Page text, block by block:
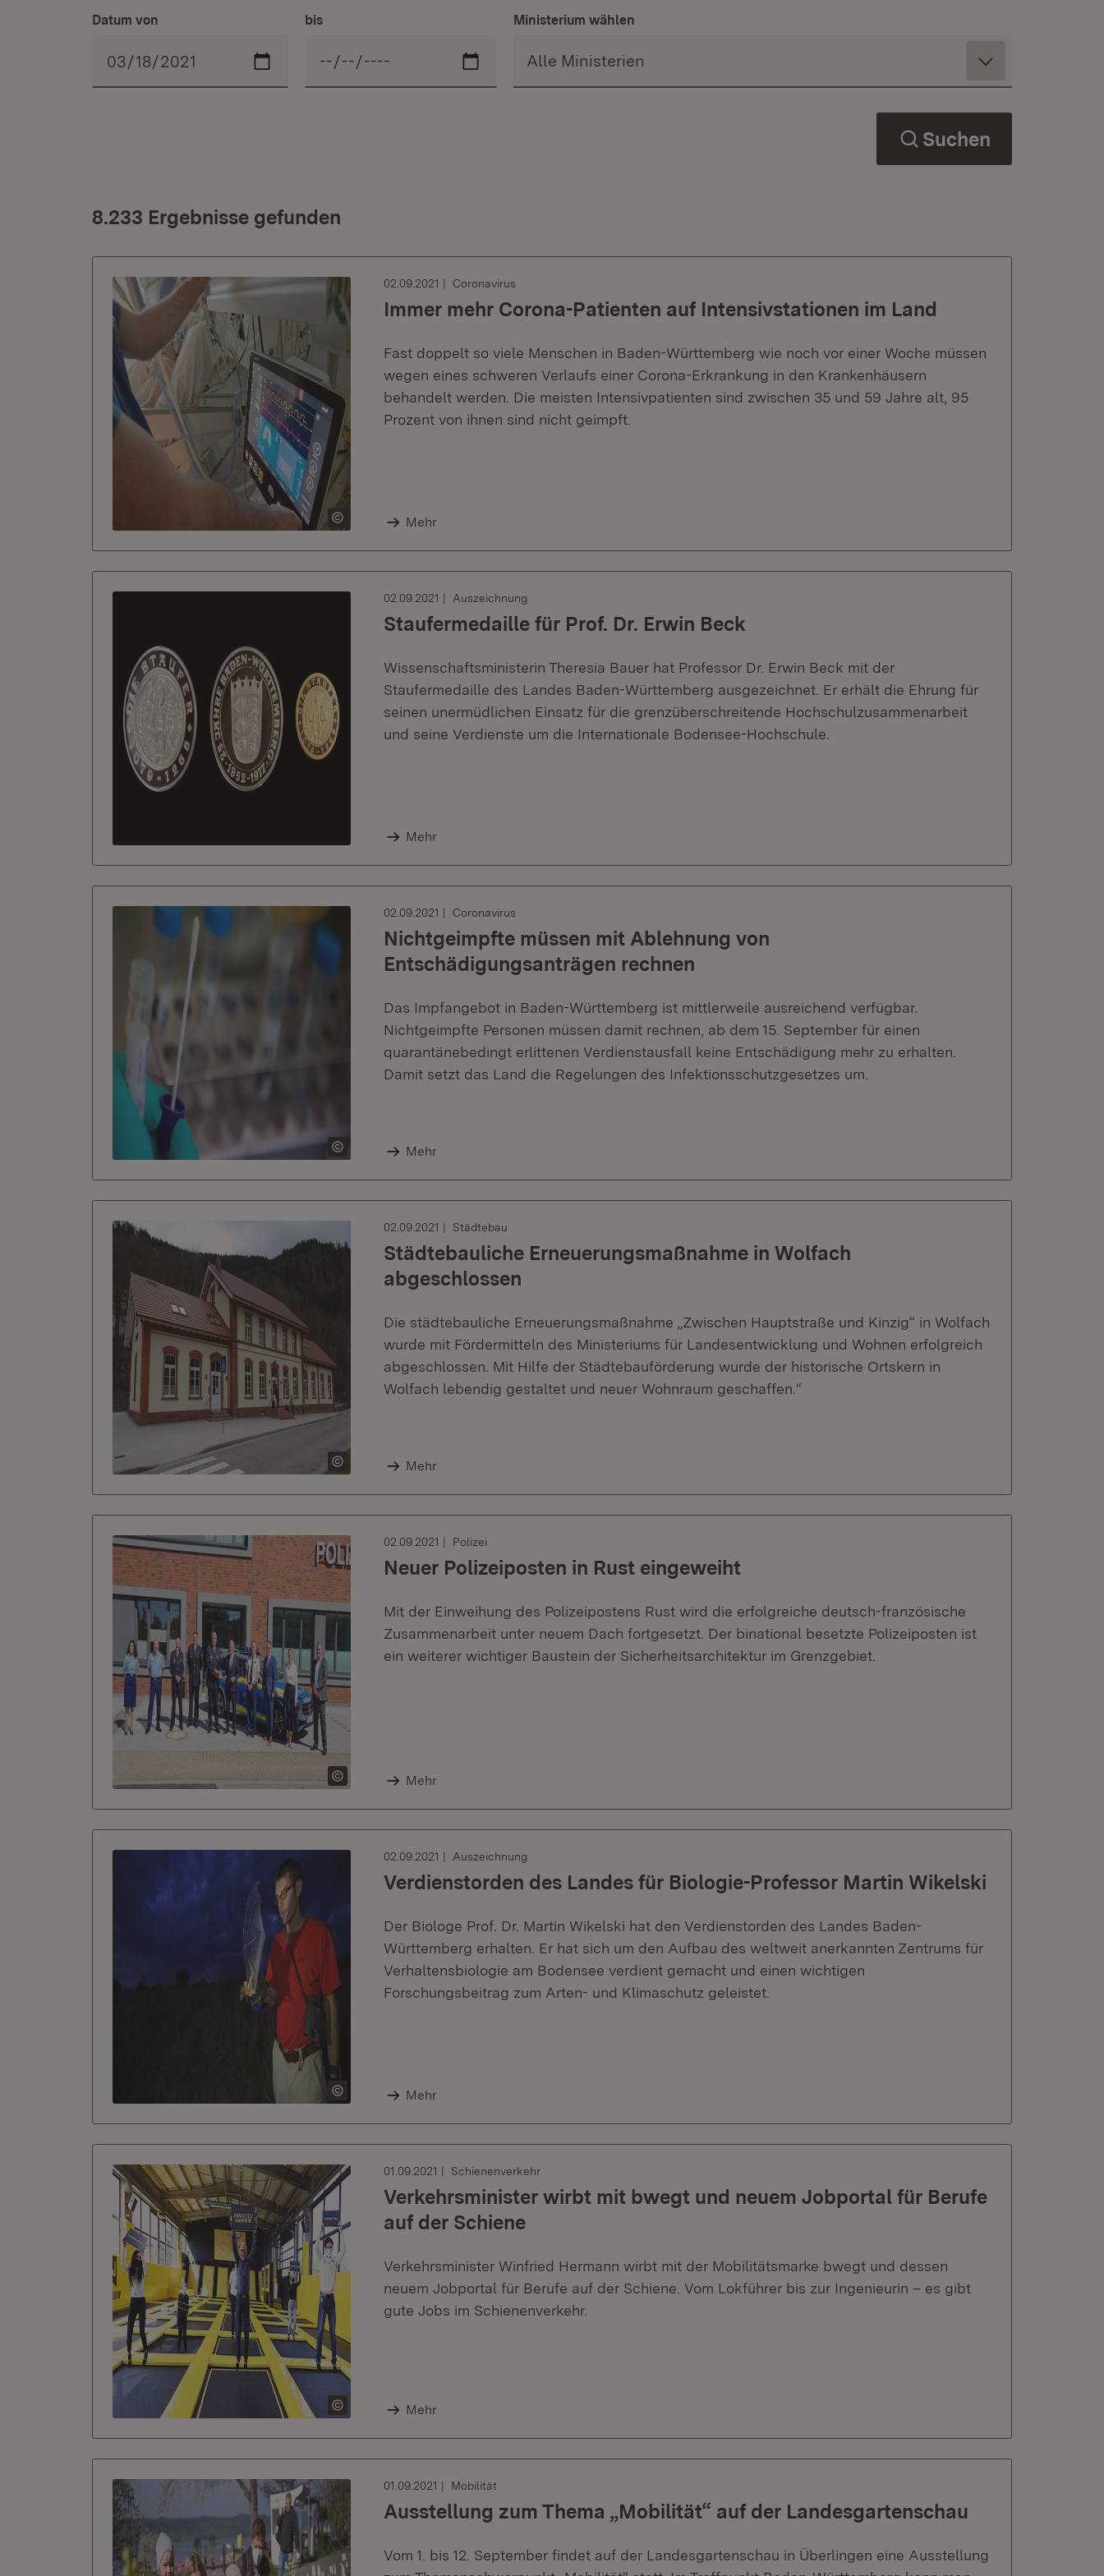
Datum von bis Ministerium wählen
Suchen
8.233 Ergebnisse gefunden
02.09.2021 Coronavirus
Immer mehr Corona-Patienten auf Intensivstationen im Land
Fast doppelt so viele Menschen in Baden-Württemberg wie noch vor einer Woche müssen
wegen eines schweren Verlaufs einer Corona-Erkrankung in den Krankenhäusern
behandelt werden. Die meisten Intensivpatienten sind zwischen 35 und 59 Jahre alt, 95
Prozent von ihnen sind nicht geimpft.
Mehr
02.09.2021 Auszeichnung
Staufermedaille für Prof. Dr. Erwin Beck
Wissenschaftsministerin Theresia Bauer hat Professor Dr. Erwin Beck mit der
Staufermedaille des Landes Baden-Württemberg ausgezeichnet. Er erhält die Ehrung für
seinen unermüdlichen Einsatz für die grenzüberschreitende Hochschulzusammenarbeit
und seine Verdienste um die Internationale Bodensee-Hochschule.
Mehr
02.09.2021 Coronavirus
Nichtgeimpfte müssen mit Ablehnung von
Entschädigungsanträgen rechnen
Das Impfangebot in Baden-Württemberg ist mittlerweile ausreichend verfügbar.
Nichtgeimpfte Personen müssen damit rechnen, ab dem 15. September für einen
quarantänebedingt erlittenen Verdienstausfall keine Entschädigung mehr zu erhalten.
Damit setzt das Land die Regelungen des Infektionsschutzgesetzes um.
Mehr
02.09.2021 Städtebau
Städtebauliche Erneuerungsmaßnahme in Wolfach
abgeschlossen
Die städtebauliche Erneuerungsmaßnahme „Zwischen Hauptstraße und Kinzig“ in Wolfach
wurde mit Fördermitteln des Ministeriums für Landesentwicklung und Wohnen erfolgreich
abgeschlossen. Mit Hilfe der Städtebauförderung wurde der historische Ortskern in
Wolfach lebendig gestaltet und neuer Wohnraum geschaffen.“
Mehr
02.09.2021 Polizei
Neuer Polizeiposten in Rust eingeweiht
Mit der Einweihung des Polizeipostens Rust wird die erfolgreiche deutsch-französische
Zusammenarbeit unter neuem Dach fortgesetzt. Der binational besetzte Polizeiposten ist
ein weiterer wichtiger Baustein der Sicherheitsarchitektur im Grenzgebiet.
Mehr
02.09.2021 Auszeichnung
Verdienstorden des Landes für Biologie-Professor Martin Wikelski
Der Biologe Prof. Dr. Martin Wikelski hat den Verdienstorden des Landes Baden-
Württemberg erhalten. Er hat sich um den Aufbau des weltweit anerkannten Zentrums für
Verhaltensbiologie am Bodensee verdient gemacht und einen wichtigen
Forschungsbeitrag zum Arten- und Klimaschutz geleistet.
Mehr
01.09.2021 Schienenverkehr
Verkehrsminister wirbt mit bwegt und neuem Jobportal für Berufe
auf der Schiene
Verkehrsminister Winfried Hermann wirbt mit der Mobilitätsmarke bwegt und dessen
neuem Jobportal für Berufe auf der Schiene. Vom Lokführer bis zur Ingenieurin – es gibt
gute Jobs im Schienenverkehr.
Mehr
01.09.2021 Mobilität
Ausstellung zum Thema „Mobilität“ auf der Landesgartenschau
Vom 1. bis 12. September findet auf der Landesgartenschau in Überlingen eine Ausstellung